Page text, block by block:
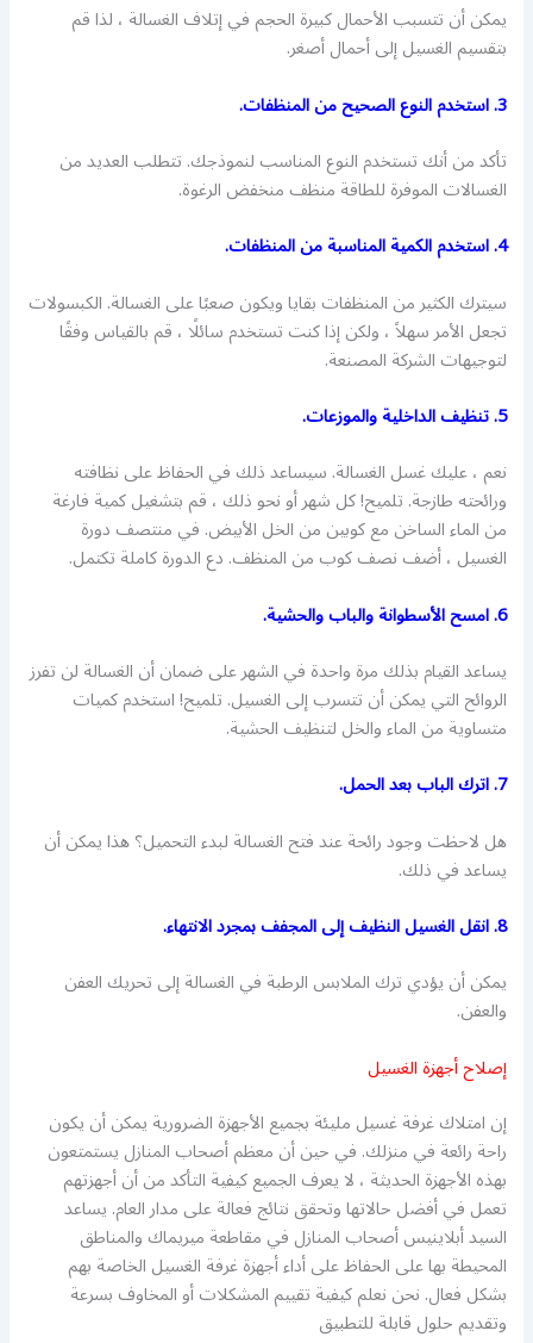
يمكن أن تتسبب الأحمال كبيرة الحجم في إتلاف الغسالة ، لذا قم
بتقسيم الغسيل إلى أحمال أصغر.
3. استخدم النوع الصحيح من المنظفات.
تأكد من أنك تستخدم النوع المناسب لنموذجك. تتطلب العديد من
الغسالات الموفرة للطاقة منظف منخفض الرغوة.
4. استخدم الكمية المناسبة من المنظفات.
سيترك الكثير من المنظفات بقايا ويكون صعبًا على الغسالة. الكبسولات
تجعل الأمر سهلاً ، ولكن إذا كنت تستخدم سائلًا ، قم بالقياس وفقًا
لتوجيهات الشركة المصنعة.
5. تنظيف الداخلية والموزعات.
نعم ، عليك غسل الغسالة. سيساعد ذلك في الحفاظ على نظافته
ورائحته طازجة. تلميح! كل شهر أو نحو ذلك ، قم بتشغيل كمية فارغة
من الماء الساخن مع كوبين من الخل الأبيض. في منتصف دورة
الغسيل ، أضف نصف كوب من المنظف. دع الدورة كاملة تكتمل.
6. امسح الأسطوانة والباب والحشية.
يساعد القيام بذلك مرة واحدة في الشهر على ضمان أن الغسالة لن تفرز
الروائح التي يمكن أن تتسرب إلى الغسيل. تلميح! استخدم كميات
متساوية من الماء والخل لتنظيف الحشية.
7. اترك الباب بعد الحمل.
هل لاحظت وجود رائحة عند فتح الغسالة لبدء التحميل؟ هذا يمكن أن
يساعد في ذلك.
8. انقل الغسيل النظيف إلى المجفف بمجرد الانتهاء.
يمكن أن يؤدي ترك الملابس الرطبة في الغسالة إلى تحريك العفن
والعفن.
إصلاح أجهزة الغسيل
إن امتلاك غرفة غسيل مليئة بجميع الأجهزة الضرورية يمكن أن يكون
راحة رائعة في منزلك. في حين أن معظم أصحاب المنازل يستمتعون
بهذه الأجهزة الحديثة ، لا يعرف الجميع كيفية التأكد من أن أجهزتهم
تعمل في أفضل حالاتها وتحقق نتائج فعالة على مدار العام. يساعد
السيد أبلاينيس أصحاب المنازل في مقاطعة ميريماك والمناطق
المحيطة بها على الحفاظ على أداء أجهزة غرفة الغسيل الخاصة بهم
بشكل فعال. نحن نعلم كيفية تقييم المشكلات أو المخاوف بسرعة
وتقديم حلول قابلة للتطبيق